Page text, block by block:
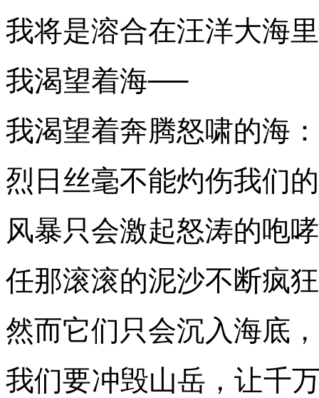
我将是溶合在汪洋大海
我渴望着海──
我渴望着奔腾怒啸的海：
烈日丝毫不能灼伤我们
风暴只会激起怒涛的咆
任那滚滚的泥沙不断疯
然而它们只会沉入海底
我们要冲毁山岳，让千